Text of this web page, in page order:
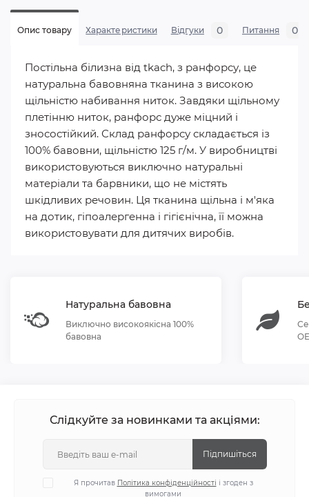
Опис товару Характеристики Відгуки 0 Питання 0
Постільна білизна від tkach, з ранфорсу, це
натуральна бавовняна тканина з високою
щільністю набивання ниток. Завдяки щільному
плетінню ниток, ранфорс дуже міцний і
зносостійкий. Склад ранфорсу складається із
100% бавовни, щільністю 125 г/м. У виробництві
використовуються виключно натуральні
матеріали та барвники, що не містять
шкідливих речовин. Ця тканина щільна і м'яка
на дотик, гіпоалергенна і гігієнічна, її можна
використовувати для дитячих виробів.
Натуральна бавовна
Виключно високоякісна 100%
бавовна
Слідкуйте за новинками та акціями:
Підпишіться
Я прочитав Політика конфіденційності і згоден з
вимогами